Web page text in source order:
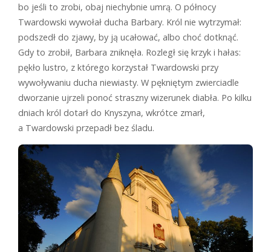
bo jeśli to zrobi, obaj niechybnie umrą. O północy
Twardowski wywołał ducha Barbary. Król nie wytrzymał:
podszedł do zjawy, by ją ucałować, albo choć dotknąć.
Gdy to zrobił, Barbara zniknęła. Rozległ się krzyk i hałas:
pękło lustro, z którego korzystał Twardowski przy
wywoływaniu ducha niewiasty. W pękniętym zwierciadle
dworzanie ujrzeli ponoć straszny wizerunek diabła. Po kilku
dniach król dotarł do Knyszyna, wkrótce zmarł,
a Twardowski przepadł bez śladu.